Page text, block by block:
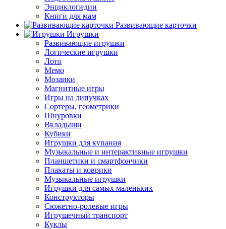
Энциклопедии
Книги для мам
Развивающие карточки
Игрушки
Развивающие игрушки
Логические игрушки
Лото
Мемо
Мозаики
Магнитные игры
Игры на липучках
Сортеры, геометрики
Шнуровки
Вкладыши
Кубики
Игрушки для купания
Музыкальные и интерактивные игрушки
Планшетики и смартфончики
Плакаты и коврики
Музыкальные игрушки
Игрушки для самых маленьких
Конструкторы
Сюжетно-ролевые игры
Игрушечный транспорт
Куклы